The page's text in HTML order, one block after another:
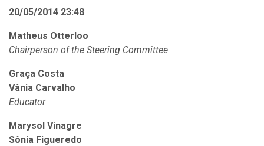
20/05/2014 23:48
Matheus Otterloo
Chairperson of the Steering Committee
Graça Costa
Vânia Carvalho
Educator
Marysol Vinagre
Sônia Figueredo